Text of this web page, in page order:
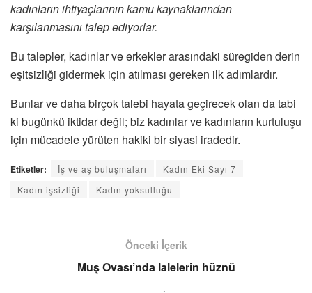
kadınların ihtiyaçlarının kamu kaynaklarından
karşılanmasını talep ediyorlar.
Bu talepler, kadınlar ve erkekler arasındaki süregiden derin
eşitsizliği gidermek için atılması gereken ilk adımlardır.
Bunlar ve daha birçok talebi hayata geçirecek olan da tabi
ki bugünkü iktidar değil; biz kadınlar ve kadınların kurtuluşu
için mücadele yürüten hakiki bir siyasi iradedir.
Etiketler: İş ve aş buluşmaları
Kadın Eki Sayı 7
Kadın işsizliği
Kadın yoksulluğu
Önceki İçerik
Muş Ovası’nda lalelerin hüznü